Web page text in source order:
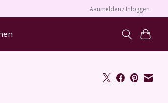
Aanmelden / Inloggen